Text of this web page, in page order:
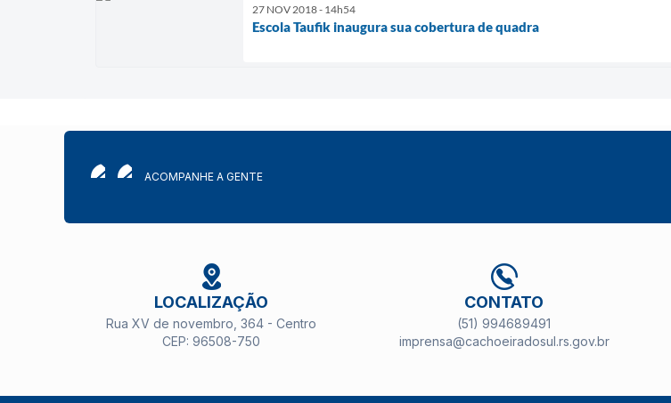
27 NOV 2018 - 14h54
Escola Taufik inaugura sua cobertura de quadra
ACOMPANHE A GENTE
LOCALIZAÇÃO
Rua XV de novembro, 364 - Centro
CEP: 96508-750
CONTATO
(51) 994689491
imprensa@cachoeiradosul.rs.gov.br